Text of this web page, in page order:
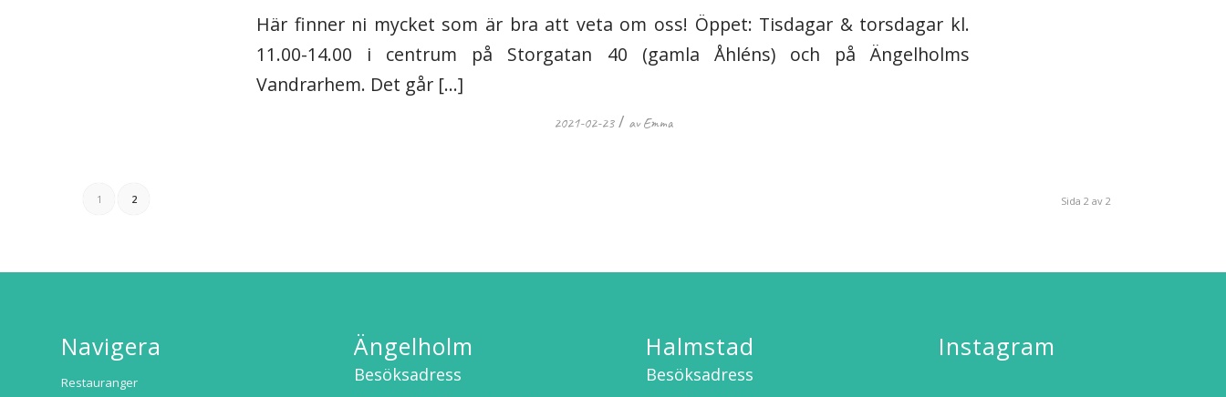
Här finner ni mycket som är bra att veta om oss! Öppet: Tisdagar & torsdagar kl.
11.00-14.00 i centrum på Storgatan 40 (gamla Åhléns) och på Ängelholms
Vandrarhem. Det går […]
2021-02-23 / avEmma
Sida 2 av 2
1 2
Navigera
Restauranger
Ängelholm
Besöksadress
Halmstad
Besöksadress
Instagram